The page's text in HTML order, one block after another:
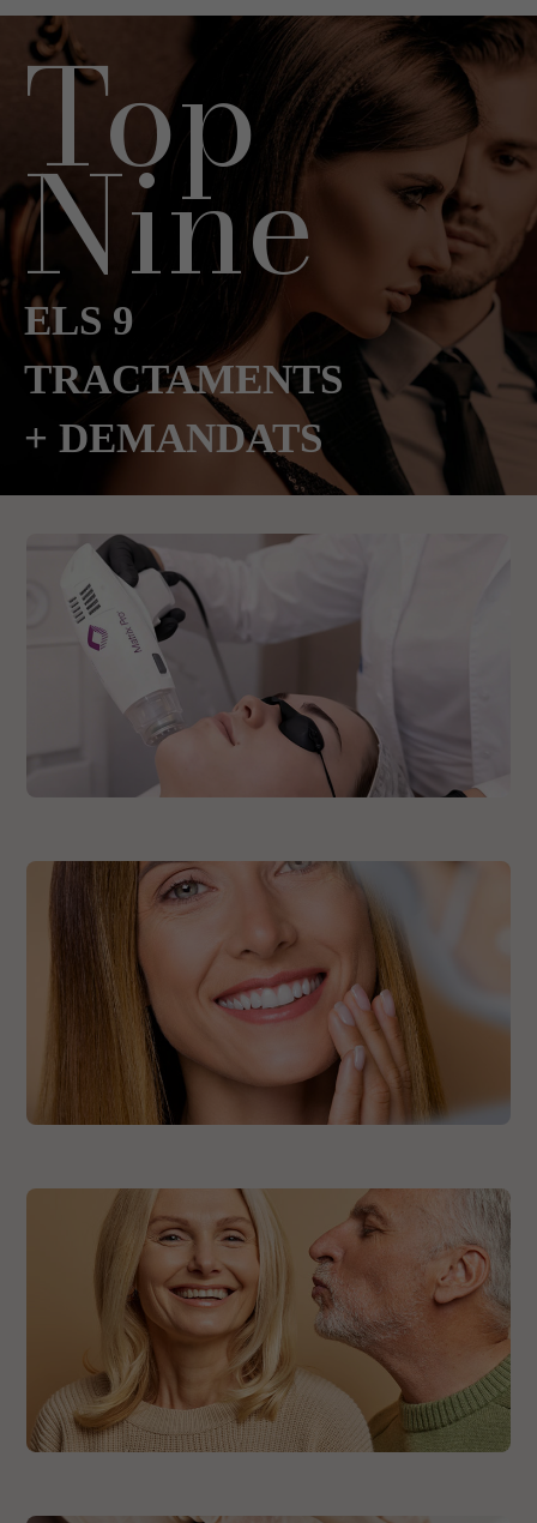
Top
Nine
ELS 9
TRACTAMENTS
+ DEMANDATS